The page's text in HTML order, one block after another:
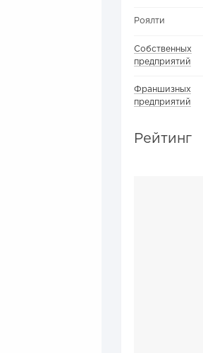
Роялти
Собственных
предприятий
Франшизных
предприятий
Рейтинг